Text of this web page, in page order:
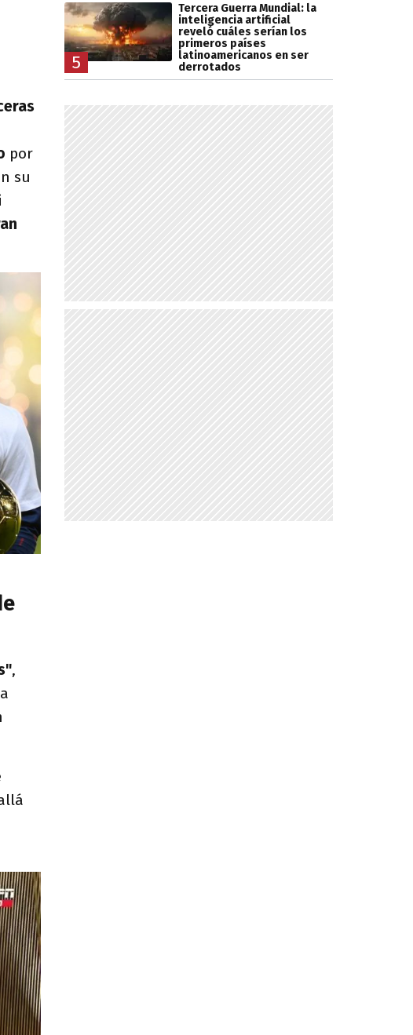
por
su
,
5
Tercera Guerra Mundial: la
inteligencia artificial
reveló cuáles serían los
primeros países
latinoamericanos en ser
derrotados